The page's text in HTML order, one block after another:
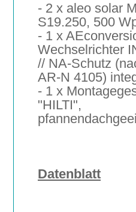
- 2 x aleo solar
S19.250, 500
- 1 x
Wechselrichter
// NA-Schutz
AR-N 4105)
- 1 x
"HILTI",
Datenblatt